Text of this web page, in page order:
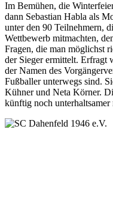
Im Bemühen, die
dann Sebastian Habla als
unter den 90 Teilnehmern,
Wettbewerb mitmachten,
Fragen, die man möglichst
der Sieger ermittelt. Erfragt
der Namen des
Fußballer unterwegs sind.
Kühner und Neta Körner.
künftig noch unterhaltsamer